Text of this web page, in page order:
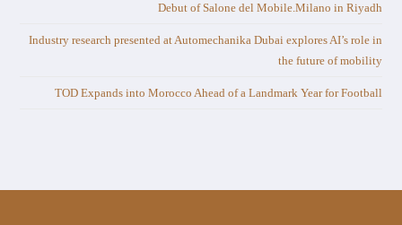
Debut of Salone del Mobile.Milano in Riyadh
Industry research presented at Automechanika Dubai explores AI’s role in
the future of mobility
TOD Expands into Morocco Ahead of a Landmark Year for Football